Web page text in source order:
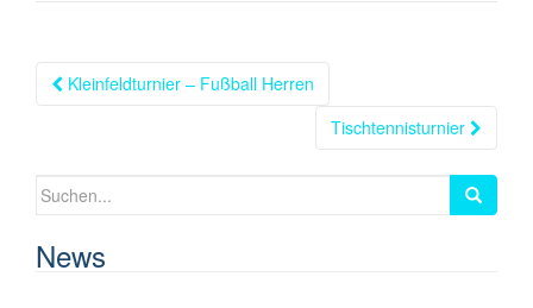
Beitragsnavigation
Kleinfeldturnier – Fußball Herren
Tischtennisturnier
Suchen
News